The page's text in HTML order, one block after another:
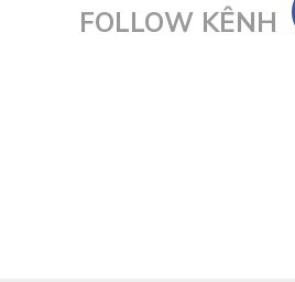
FOLLOW KÊNH